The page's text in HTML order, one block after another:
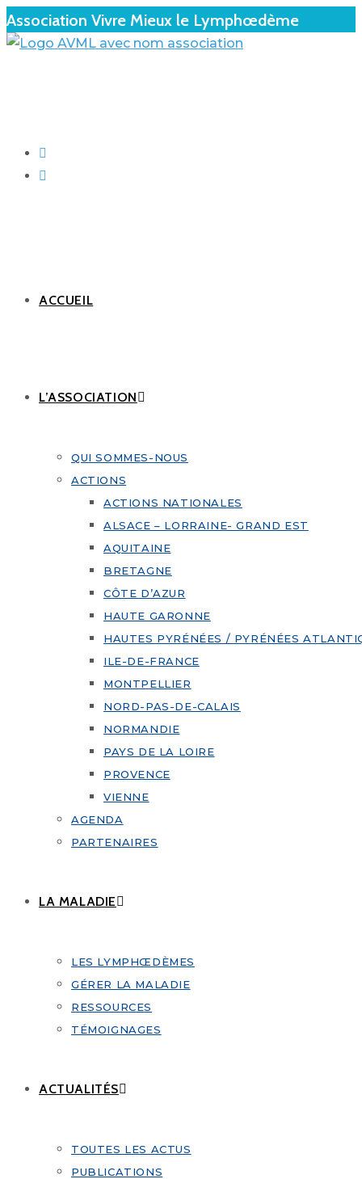
Association Vivre Mieux le Lymphœdème
ACCUEIL
L’ASSOCIATION
QUI SOMMES-NOUS
ACTIONS
ACTIONS NATIONALES
ALSACE – LORRAINE- GRAND EST
AQUITAINE
BRETAGNE
CÔTE D’AZUR
HAUTE GARONNE
HAUTES PYRÉNÉES / PYRÉNÉES
ILE-DE-FRANCE
MONTPELLIER
NORD-PAS-DE-CALAIS
NORMANDIE
PAYS DE LA LOIRE
PROVENCE
VIENNE
AGENDA
PARTENAIRES
LA MALADIE
LES LYMPHŒDÈMES
GÉRER LA MALADIE
RESSOURCES
TÉMOIGNAGES
ACTUALITÉS
TOUTES LES ACTUS
PUBLICATIONS